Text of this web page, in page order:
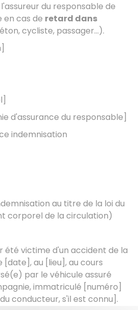
l'assureur du responsable de
en cas de retard dans
cycliste, passager...).
d'assurance du responsable]
indemnisation
au titre de la loi du
corporel de la circulation)
été victime d'un accident de la
[date], au [lieu], au cours
par le véhicule assuré
immatriculé [numéro]
conducteur, s'il est connu].